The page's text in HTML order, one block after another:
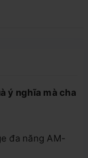
ý nghĩa mà cha
đa năng AM-